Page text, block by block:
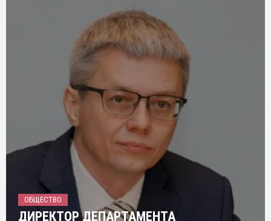
ОБЩЕСТВО
ДИРЕКТОР ДЕПАРТАМЕНТА